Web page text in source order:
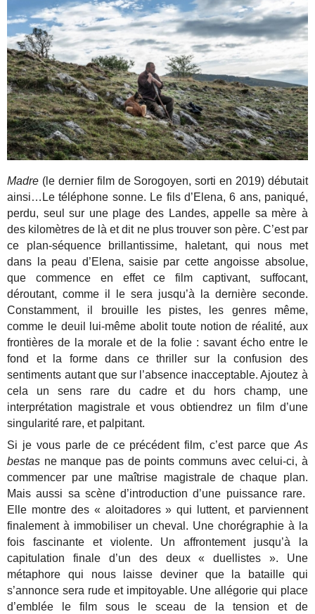
Madre (le dernier film de Sorogoyen, sorti en 2019) débutait
ainsi…Le téléphone sonne. Le fils d’Elena, 6 ans, paniqué,
perdu, seul sur une plage des Landes, appelle sa mère à
des kilomètres de là et dit ne plus trouver son père. C’est par
ce plan-séquence brillantissime, haletant, qui nous met
dans la peau d’Elena, saisie par cette angoisse absolue,
que commence en effet ce film captivant, suffocant,
déroutant, comme il le sera jusqu’à la dernière seconde.
Constamment, il brouille les pistes, les genres même,
comme le deuil lui-même abolit toute notion de réalité, aux
frontières de la morale et de la folie : savant écho entre le
fond et la forme dans ce thriller sur la confusion des
sentiments autant que sur l’absence inacceptable. Ajoutez à
cela un sens rare du cadre et du hors champ, une
interprétation magistrale et vous obtiendrez un film d’une
singularité rare, et palpitant.
Si je vous parle de ce précédent film, c’est parce queAs
bestas ne manque pas de points communs avec celui-ci, à
commencer par une maîtrise magistrale de chaque plan.
Mais aussi sa scène d’introduction d’une puissance rare.
Elle montre des « aloitadores » qui luttent, et parviennent
finalement à immobiliser un cheval. Une chorégraphie à la
fois fascinante et violente. Un affrontement jusqu’à la
capitulation finale d’un des deux « duellistes ». Une
métaphore qui nous laisse deviner que la bataille qui
s’annonce sera rude et impitoyable. Une allégorie qui place
d’emblée le film sous le sceau de la tension et de